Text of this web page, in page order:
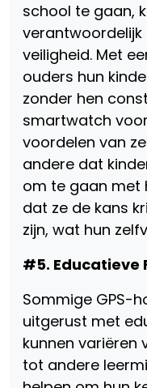
school te gaan,
verantwoordelijk
veiligheid. Met
ouders hun
zonder hen
smartwatch
voordelen van
andere dat
om te gaan met
dat ze de kans
zijn, wat hun
#5. Educatieve
Sommige GPS-
uitgerust met
kunnen variëren
tot andere